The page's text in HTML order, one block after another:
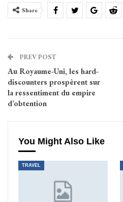
Share
PREV POST
Au Royaume-Uni, les hard-
discounters prospèrent sur
la ressentiment du empire
d’obtention
You Might Also Like
TRAVEL